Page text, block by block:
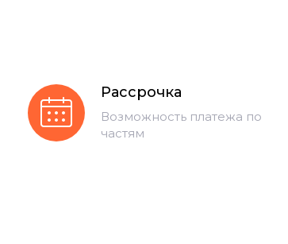
Рассрочка
Возможность платежа по
частям